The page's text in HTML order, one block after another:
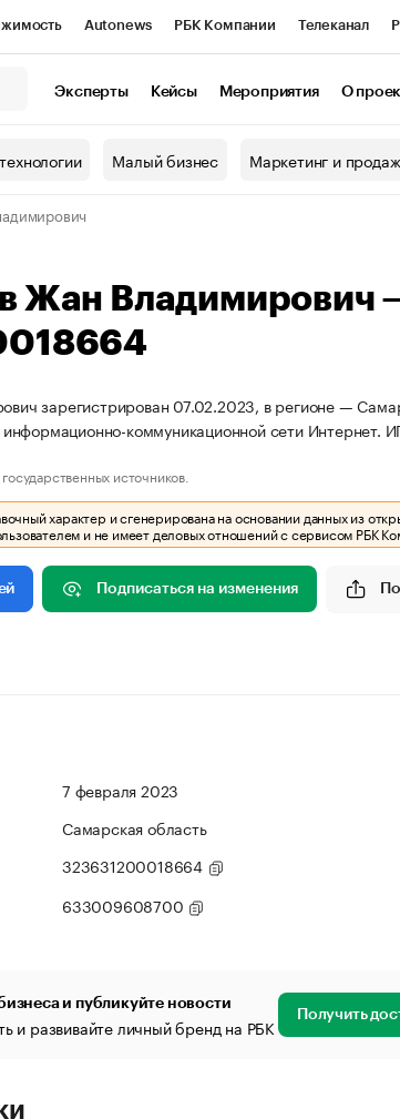
Autonews РБК Компании Телеканал
Эксперты Кейсы Мероприятия О
Малый бизнес Маркетинг и
Жан
зарегистрирован 07.02.2023, в регионе —
информационно-коммуникационной сети
источников.
характер и сгенерирована на основании данных из
и не имеет деловых отношений с сервисом РБК
Подписаться на изменения
7 февраля 2023
Самарская область
323631200018664
633009608700
и публикуйте новости
и развивайте личный бренд на РБК Получить